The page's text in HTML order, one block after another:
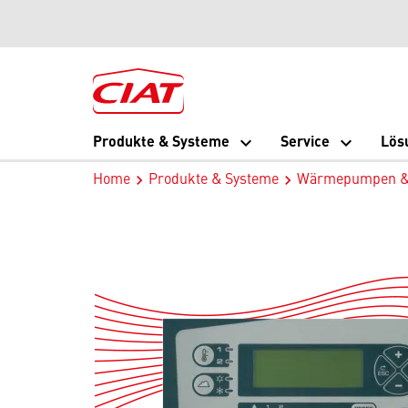
Produkte & Systeme
Service
Home Produkte & Systeme Wärmepumpen